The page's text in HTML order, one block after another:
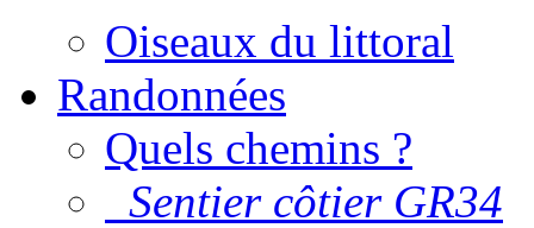
Oiseaux du littoral
Randonnées
Quels chemins ?
Sentier côtier GR34